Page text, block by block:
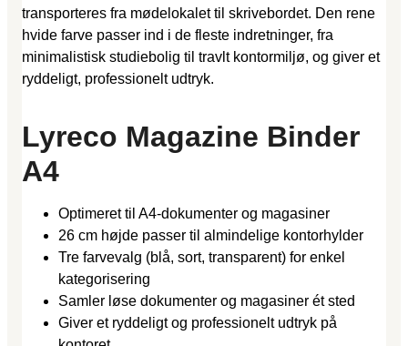
transporteres fra mødelokalet til skrivebordet. Den rene
hvide farve passer ind i de fleste indretninger, fra
minimalistisk studiebolig til travlt kontormiljø, og giver et
ryddeligt, professionelt udtryk.
Lyreco Magazine Binder
A4
Optimeret til A4-dokumenter og magasiner
26 cm højde passer til almindelige kontorhylder
Tre farvevalg (blå, sort, transparent) for enkel
kategorisering
Samler løse dokumenter og magasiner ét sted
Giver et ryddeligt og professionelt udtryk på